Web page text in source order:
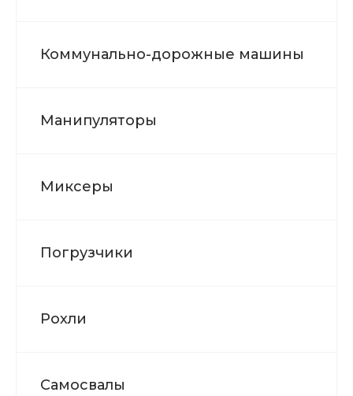
Коммунально-дорожные машины
Манипуляторы
Миксеры
Погрузчики
Рохли
Самосвалы